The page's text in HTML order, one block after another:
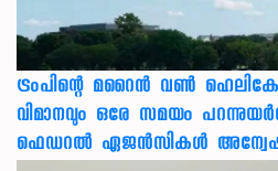
ട്രംപിന്റെ മറൈന്‍ വണ്‍
വിമാനവും ഒരേ സമയം
ഫെഡറല്‍ ഏജന്‍സികള്‍